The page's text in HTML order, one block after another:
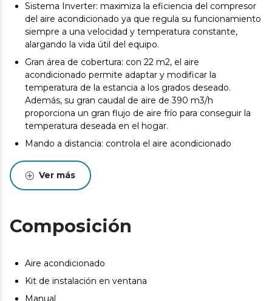
Sistema Inverter: maximiza la eficiencia del compresor
del aire acondicionado ya que regula su funcionamiento
siempre a una velocidad y temperatura constante,
alargando la vida útil del equipo.
Gran área de cobertura: con 22 m2, el aire
acondicionado permite adaptar y modificar la
temperatura de la estancia a los grados deseado.
Además, su gran caudal de aire de 390 m3/h
proporciona un gran flujo de aire frío para conseguir la
temperatura deseada en el hogar.
Mando a distancia: controla el aire acondicionado
de control táctil y su pantalla LED te permitirán
controlar el funcionamiento del aire acondicionado de
ventilación, deshumidificación y noche, te permiten
adaptar su uso según la necesidad del momento y la
Temporizador programable: programa tu aire
acondicionado durante un máximo de 24 horas. Una vez
finalizado el tiempo, se apagará automáticamente.
Ver más
Composición
Aire acondicionado
Kit de instalación en ventana
Manual